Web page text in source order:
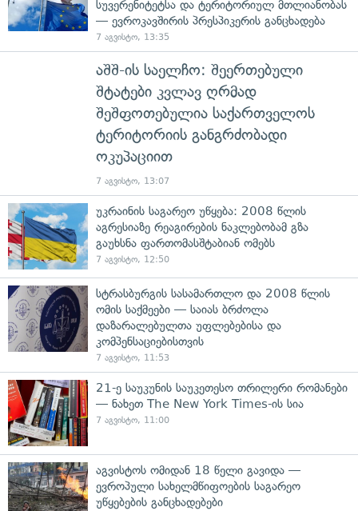
სუვერენიტეტსა და ტერიტორიულ მთლიანობას
— ევროკავშირის პრესპიკერის განცხადება
7 აგვისტო, 13:35
აშშ-ის საელჩო: შეერთებული
შტატები კვლავ ღრმად
შეშფოთებულია საქართველოს
ტერიტორიის განგრძობადი
ოკუპაციით
7 აგვისტო, 13:07
უკრაინის საგარეო უწყება: 2008 წლის
აგრესიაზე რეაგირების ნაკლებობამ გზა
გაუხსნა ფართომასშტაბიან ომებს
7 აგვისტო, 12:50
სტრასბურგის სასამართლო და 2008 წლის
ომის საქმეები — საიას ბრძოლა
დაზარალებულთა უფლებებისა და
კომპენსაციებისთვის
7 აგვისტო, 11:53
21-ე საუკუნის საუკეთესო თრილერი რომანები
— ნახეთ The New York Times-ის სია
7 აგვისტო, 11:00
აგვისტოს ომიდან 18 წელი გავიდა —
ევროპული სახელმწიფოების საგარეო
უწყებების განცხადებები